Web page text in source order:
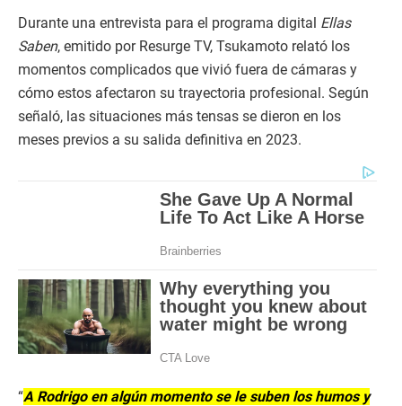
Durante una entrevista para el programa digital Ellas
Saben, emitido por Resurge TV, Tsukamoto relató los
momentos complicados que vivió fuera de cámaras y
cómo estos afectaron su trayectoria profesional. Según
señaló, las situaciones más tensas se dieron en los
meses previos a su salida definitiva en 2023.
“A Rodrigo en algún momento se le suben los humos y